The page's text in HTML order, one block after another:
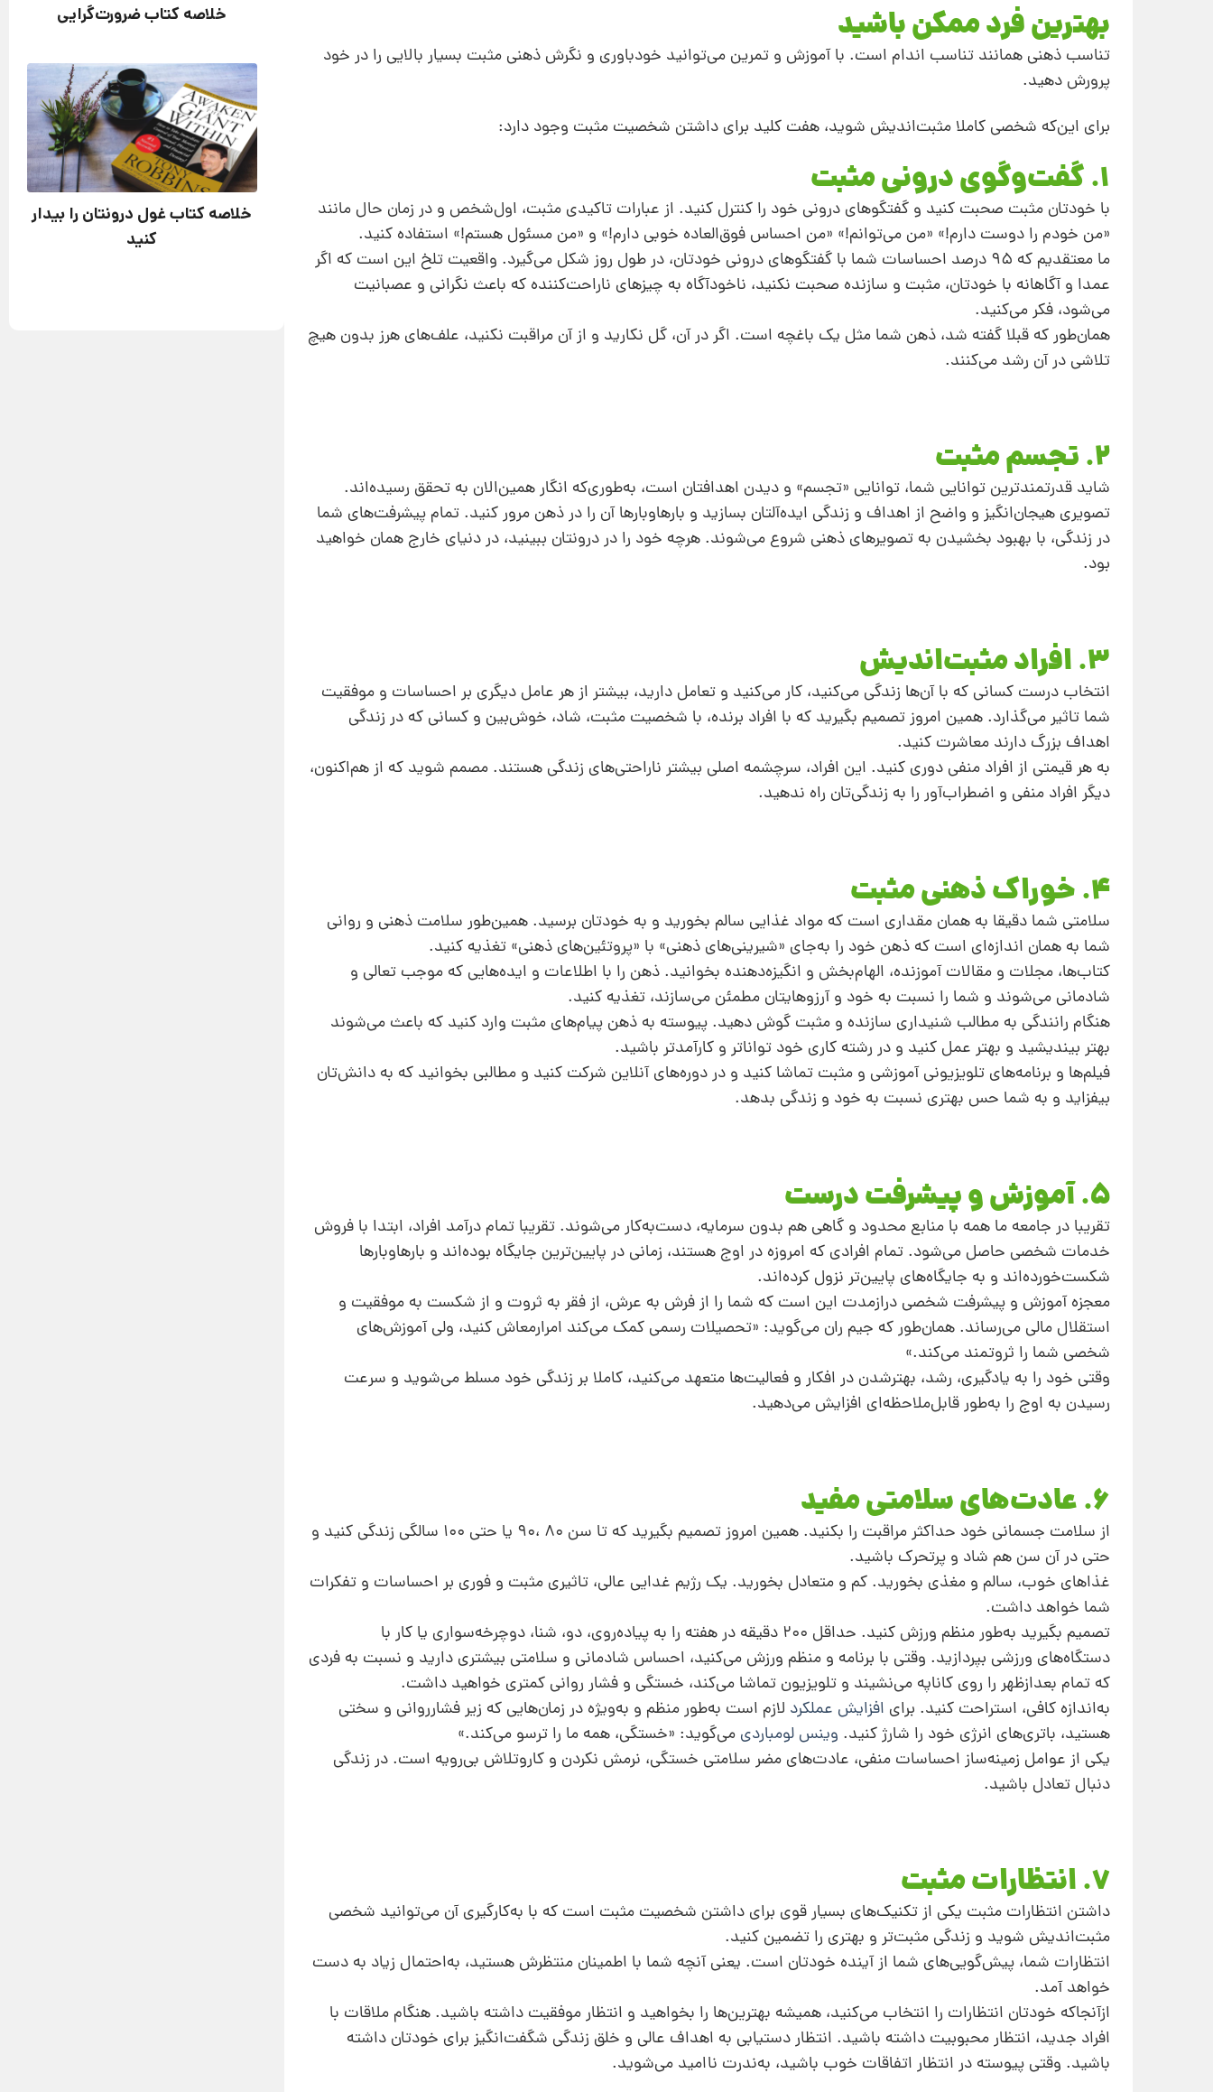
بهترین فرد ممکن باشید
تناسب ذهنی همانند تناسب‌ اندام است. با آموزش و تمرین می‌توانید خودباوری و نگرش ذهنی مثبت بسیار بالایی را در خود
پرورش دهید.
برای این‌که شخصی کاملا مثبت‌اندیش شوید، هفت کلید برای داشتن شخصیت مثبت وجود دارد:
1. گفت‌‌وگوی درونی‌ مثبت
با خودتان مثبت صحبت کنید و گفتگوهای درونی خود را کنترل کنید. از عبارات تاکیدی مثبت، اول‌شخص و در زمان حال مانند
«من خودم را دوست دارم!» «من می‌توانم!» «من احساس فوق‌العاده خوبی دارم!» و «من مسئول هستم!» استفاده کنید.
ما معتقدیم که 95 درصد احساسات‌ شما با گفتگو‌های درونی خودتان، در طول روز شکل می‌گیرد. واقعیت تلخ این است که اگر
عمدا و آگاهانه با خودتان، مثبت و سازنده صحبت نکنید، ناخودآگاه به چیزهای ناراحت‌کننده که باعث نگرانی و عصبانیت
می‌شود، فکر می‌کنید.
همان‌طور که قبلا گفته شد، ذهن شما مثل یک باغچه است. اگر در آن، گل نکارید و از آن مراقبت نکنید، علف‌های هرز بدون هیچ
تلاشی در آن رشد می‌کنند.
2. تجسم مثبت
شاید قدرتمندترین توانایی شما، توانایی «تجسم» و دیدن اهدافتان است، به‌طوری‌که انگار همین‌الان به‌ تحقق رسیده‌اند.
تصویری هیجان‌انگیز و واضح از اهداف و زندگی ایده‌آلتان بسازید و بارها‌وبارها آن‌ را در ذهن مرور کنید. تمام پیشرفت‌های شما
در زندگی، با بهبود بخشیدن به تصویرهای ذهنی‌ شروع می‌شوند. هرچه خود را در درونتان ببینید، در دنیای خارج همان خواهید
بود.
3. افراد مثبت‌اندیش
انتخاب درست کسانی‌ که با آن‌ها زندگی می‌کنید، کار می‌کنید و تعامل دارید، بیشتر از هر عامل دیگری بر احساسات و موفقیت
شما تاثیر می‌گذارد. همین امروز تصمیم بگیرید که با افراد برنده‌، با شخصیت مثبت، شاد، خوش‌بین و کسانی که در زندگی
اهداف بزرگ دارند معاشرت کنید.
به‌ هر قیمتی از افراد منفی‌ دوری کنید. این افراد، سرچشمه اصلی بیشتر ناراحتی‌های زندگی هستند. مصمم شوید که از هم‌اکنون،
دیگر افراد منفی‌ و اضطراب‌آور را به‌ زندگی‌تان راه ندهید.
4. خوراک ذهنی مثبت
سلامتی شما دقیقا به‌ همان مقداری است که مواد غذایی سالم بخورید و به خودتان برسید. همین‌طور سلامت ذهنی و روانی
شما به‌ همان اندازه‌ای است که ذهن خود را به‌جای «شیرینی‌های ذهنی» با «پروتئین‌های‌ ذهنی» تغذیه کنید.
کتاب‌ها، مجلات و مقالات آموزنده، الهام‌بخش و انگیزه‌دهنده بخوانید. ذهن را با اطلاعات و ایده‌هایی که موجب تعالی و
شادمانی می‌شوند و شما را نسبت به خود و آرزوهایتان مطمئن می‌سازند، تغذیه کنید.
هنگام رانندگی به مطالب شنیداری سازنده و مثبت گوش دهید. پیوسته به ذهن‌ پیام‌های مثبت وارد کنید که باعث می‌شوند
بهتر بیندیشید و بهتر عمل کنید و در رشته ‌کاری خود تواناتر و کارآمدتر باشید.
فیلم‌ها و برنامه‌های تلویزیونی آموزشی و مثبت تماشا کنید و در دوره‌های آنلاین شرکت کنید و مطالبی بخوانید که به دانش‌تان
بیفزاید و به‌ شما حس بهتری نسبت به خود و زندگی بدهد.
5. آموزش و پیشرفت درست
تقریبا در جامعه ما همه با منابع محدود و گاهی هم بدون سرمایه‌، دست‌به‌کار می‌شوند. تقریبا تمام درآمد افراد، ابتدا با فروش
خدمات شخصی‌ حاصل می‌شود. تمام افرادی که امروزه در اوج هستند، زمانی در پایین‌ترین جایگاه‌ بوده‌اند و بارها‌وبارها
شکست‌خورده‌اند و به جایگاه‌های پایین‌تر نزول کرده‌اند.
معجزه آموزش و پیشرفت شخصی‌ دراز‌مدت این است که شما را از فرش به عرش، از فقر به ثروت و از شکست به موفقیت و
استقلال مالی می‌رساند. همان‌طور که جیم ران می‌گوید: «تحصیلات رسمی کمک می‌کند امرارمعاش کنید، ولی آموزش‌های
شخصی شما را ثروتمند می‌کند.»
وقتی خود را به یادگیری، رشد، بهترشدن در افکار و فعالیت‌ها متعهد می‌کنید، کاملا بر زندگی‌ خود مسلط می‌شوید و سرعت
رسیدن به اوج را به‌طور قابل‌ملاحظه‌ای افزایش می‌دهید.
6. عادت‌های سلامتی مفید
از سلامت جسمانی خود حداکثر مراقبت را بکنید. همین امروز تصمیم بگیرید که تا سن 80 ،90 یا حتی 100 سالگی زندگی کنید و
حتی در آن سن هم شاد و پرتحرک باشید.
غذاهای خوب، سالم و مغذی بخورید. کم و متعادل بخورید. یک رژیم غدایی عالی، تاثیری مثبت و فوری بر احساسات و تفکرات
شما خواهد داشت.
تصمیم بگیرید به‌طور منظم ورزش کنید. حداقل 200 دقیقه در هفته را به پیاده‌روی، دو، شنا، دوچرخه‌سواری یا کار با
دستگاه‌های ورزشی بپردازید. وقتی با برنامه و منظم ورزش می‌کنید، احساس شادمانی و سلامتی بیشتری دارید و نسبت به ‌فردی
که تمام بعدازظهر را روی کاناپه می‌نشیند و تلویزیون تماشا می‌کند، خستگی و فشار روانی کمتری خواهید داشت.
به‌اندازه کافی، استراحت کنید. برای افزایش عملکرد لازم است به‌طور منظم و به‌ویژه در زمان‌هایی که زیر فشارروانی و سختی
هستید، باتری‌های انرژی خود را شارژ کنید. وینس لومباردی می‌گوید: «خستگی، همه ما را ترسو می‌کند.»
یکی از عوامل زمینه‌ساز احساسات منفی، عادت‌های مضر سلامتی خستگی، نرمش نکردن و کار‌و‌تلاش بی‌رویه است. در زندگی‌
دنبال تعادل باشید.
7. انتظارات مثبت
داشتن انتظارات مثبت یکی از تکنیک‌های بسیار قوی برای داشتن شخصیت مثبت است که با به‌کارگیری آن می‌توانید شخصی
مثبت‌اندیش شوید و زندگی ‌مثبت‌تر و بهتری را تضمین کنید.
انتظارات شما، پیش‌گویی‌های شما از آینده‌ خودتان است. یعنی آنچه شما با اطمینان منتظرش هستید، به‌احتمال زیاد به‌ دست
خواهد آمد.
ازآنجاکه خودتان انتظارات را انتخاب می‌کنید، همیشه بهترین‌ها را بخواهید و انتظار موفقیت داشته باشید. هنگام ملاقات با
افراد جدید، انتظار محبوبیت داشته باشید. انتظار دستیابی به اهداف عالی و خلق زندگی شگفت‌انگیز برای خودتان داشته
باشید. وقتی پیوسته در انتظار اتفاقات خوب باشید، به‌ندرت ناامید می‌شوید.
خلاصه کتاب ضرورت‌گرایی
خلاصه کتاب غول درونتان را بیدار
کنید